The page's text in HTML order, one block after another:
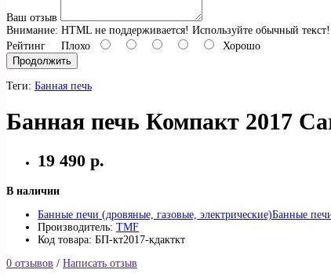
Ваш отзыв
Внимание: HTML не поддерживается! Используйте обычный текст!
Рейтинг Плохо
Хорошо
Продолжить
Теги: Банная печь
Банная печь Компакт 2017
19 490 р.
В наличии
Банные печи (дровяные, газовые, электрические)Банные
Производитель: TMF
Код товара: БП-кт2017-кдакткт
0 отзывов / Написать отзыв